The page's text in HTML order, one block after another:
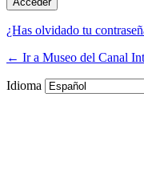
¿Has olvidado tu
← Ir a Museo del Canal
Idioma